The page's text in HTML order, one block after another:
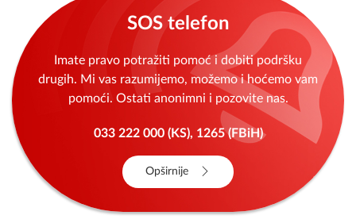
SOS telefon
Imate pravo potražiti pomoć i dobiti podršku
drugih. Mi vas razumijemo, možemo i hoćemo vam
pomoći. Ostati anonimni i pozovite nas.
033 222 000 (KS), 1265 (FBiH)
Opširnije